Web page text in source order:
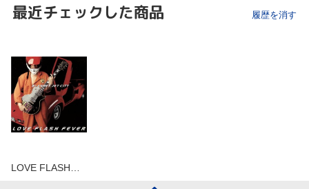
最近チェックした商品 履歴を消す
LOVE FLASH…